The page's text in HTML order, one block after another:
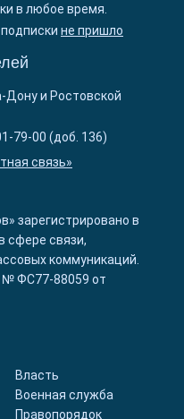
в любое время.
не пришло
Дону и Ростовской
79-00 (доб. 136)
связь»
зарегистрировано в
сфере связи,
коммуникаций.
ФС77-88059 от
Власть
Военная служба
Правопорядок